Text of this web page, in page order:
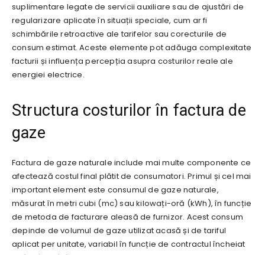
suplimentare legate de servicii auxiliare sau de ajustări de
regularizare aplicate în situații speciale, cum ar fi
schimbările retroactive ale tarifelor sau corecturile de
consum estimat. Aceste elemente pot adăuga complexitate
facturii și influența percepția asupra costurilor reale ale
energiei electrice.
Structura costurilor în factura de
gaze
Factura de gaze naturale include mai multe componente ce
afectează costul final plătit de consumatori. Primul și cel mai
important element este consumul de gaze naturale,
măsurat în metri cubi (mc) sau kilowați-oră (kWh), în funcție
de metoda de facturare aleasă de furnizor. Acest consum
depinde de volumul de gaze utilizat acasă și de tariful
aplicat per unitate, variabil în funcție de contractul încheiat